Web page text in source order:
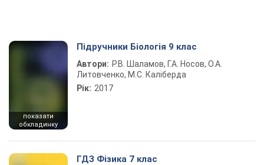
показати
обкладинку
Підручники Біологія 9 клас
Автори: Р.В. Шаламов, Г.А. Носов, О.А.
Литовченко, М.С. Каліберда
Рік: 2017
ГДЗ Фізика 7 клас